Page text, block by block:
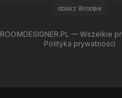
stolarz Wrocław
ROOMDESIGNER.PL — Wszelkie
Polityka prywatności